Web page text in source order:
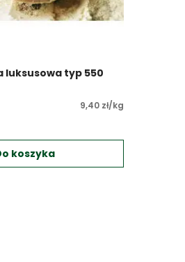
luksusowa typ 550
9,40 zł/kg
koszyka